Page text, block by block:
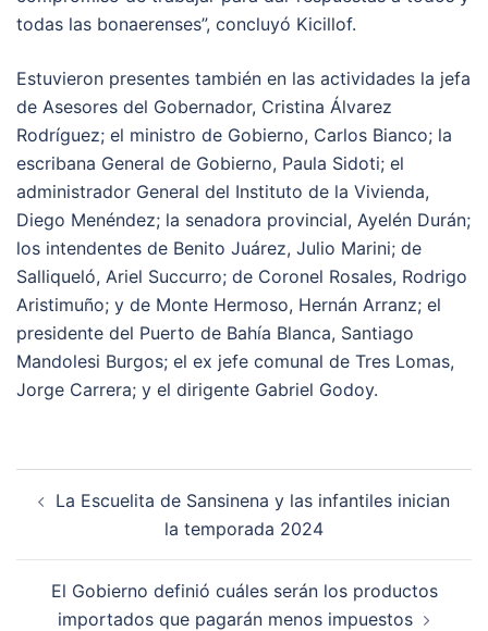
todas las bonaerenses”, concluyó Kicillof.
Estuvieron presentes también en las actividades la jefa
de Asesores del Gobernador, Cristina Álvarez
Rodríguez; el ministro de Gobierno, Carlos Bianco; la
escribana General de Gobierno, Paula Sidoti; el
administrador General del Instituto de la Vivienda,
Diego Menéndez; la senadora provincial, Ayelén Durán;
los intendentes de Benito Juárez, Julio Marini; de
Salliqueló, Ariel Succurro; de Coronel Rosales, Rodrigo
Aristimuño; y de Monte Hermoso, Hernán Arranz; el
presidente del Puerto de Bahía Blanca, Santiago
Mandolesi Burgos; el ex jefe comunal de Tres Lomas,
Jorge Carrera; y el dirigente Gabriel Godoy.
navigation
La Escuelita de Sansinena y las infantiles inician
la temporada 2024
El Gobierno definió cuáles serán los productos
importados que pagarán menos impuestos